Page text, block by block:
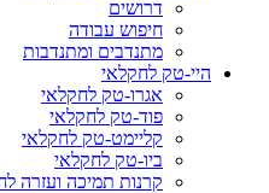
דרושים
חיפוש עבודה
מתנדבים ומתנדבות
היי-טק לחקלאי
אגרו-טק לחקלאי
פוד-טק לחקלאי
קליימט-טק לחקלאי
ביו-טק לחקלאי
קרנות תמיכה ועזרה לחקלאים